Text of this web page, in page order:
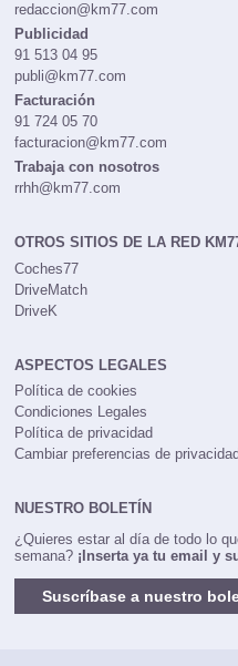
redaccion@km77.com
Publicidad
91 513 04 95
publi@km77.com
Facturación
91 724 05 70
facturacion@km77.com
Trabaja con nosotros
rrhh@km77.com
OTROS SITIOS DE LA RED
Coches77
DriveMatch
DriveK
ASPECTOS LEGALES
Política de cookies
Condiciones Legales
Política de privacidad
Cambiar preferencias de privacidad
NUESTRO BOLETÍN
¿Quieres estar al día de todo lo
semana? ¡Inserta ya tu email y
Suscríbase a nuestro